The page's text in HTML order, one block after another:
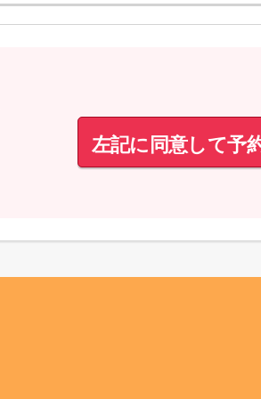
左記に同意して予